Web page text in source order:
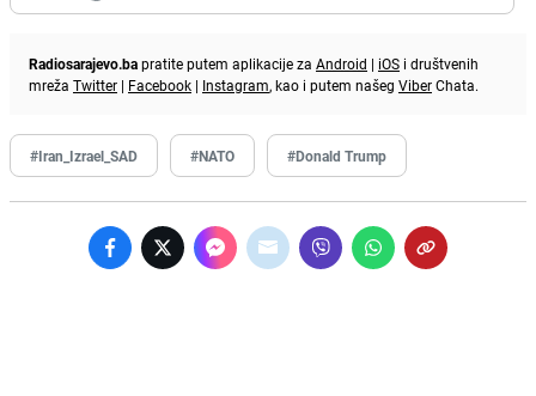
Radiosarajevo.bapratite putem aplikacije za Android | iOS i društvenih
mreža Twitter | Facebook | Instagram, kao i putem našeg ViberChata.
#Iran_Izrael_SAD #NATO #Donald Trump